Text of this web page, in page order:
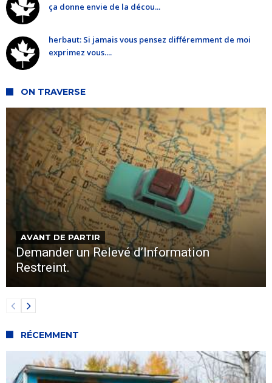
ça donne envie de la décou...
herbaut: Si jamais vous pensez différemment de moi
exprimez vous....
ON TRAVERSE
AVANT DE PARTIR
Demander un Relevé d’Information
Restreint.
RÉCEMMENT